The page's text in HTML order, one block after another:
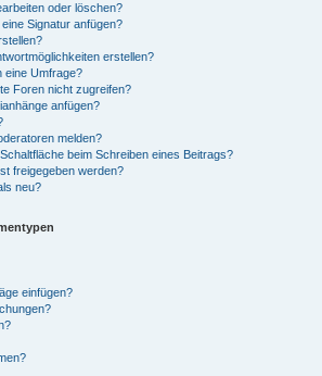
oder löschen?
Signatur anfügen?
erstellen?
eine Umfrage?
Foren nicht zugreifen?
anfügen?
melden?
beim Schreiben eines Beitrags?
freigegeben werden?
neu?
einfügen?